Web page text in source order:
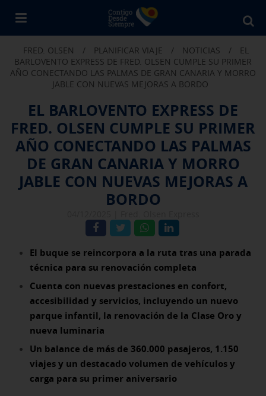
FRED. OLSEN / PLANIFICAR VIAJE / NOTICIAS /
EL
BARLOVENTO EXPRESS DE FRED. OLSEN CUMPLE SU PRIMER
AÑO CONECTANDO LAS PALMAS DE GRAN CANARIA Y MORRO
JABLE CON NUEVAS MEJORAS A BORDO
EL BARLOVENTO EXPRESS DE
FRED. OLSEN CUMPLE SU PRIMER
AÑO CONECTANDO LAS PALMAS
DE GRAN CANARIA Y MORRO
JABLE CON NUEVAS MEJORAS A
BORDO
El buque se reincorpora a la ruta tras una parada
técnica para su renovación completa
Cuenta con nuevas prestaciones en confort,
accesibilidad y servicios, incluyendo un nuevo
parque infantil, la renovación de la Clase Oro y
nueva luminaria
Un balance de más de 360.000 pasajeros, 1.150
viajes y un destacado volumen de vehículos y
carga para su primer aniversario